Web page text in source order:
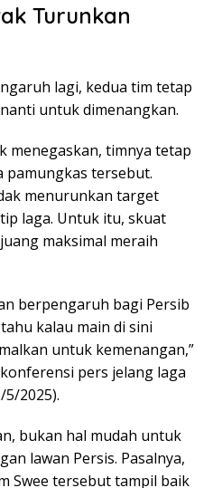
Turunkan
lagi, kedua tim tetap
untuk dimenangkan.
menegaskan, timnya tetap
pamungkas tersebut.
menurunkan target
laga. Untuk itu, skuat
maksimal meraih
berpengaruh bagi Persib
kalau main di sini
untuk kemenangan,”
pers jelang laga
5/2025).
bukan hal mudah untuk
lawan Persis. Pasalnya,
Swee tersebut tampil baik